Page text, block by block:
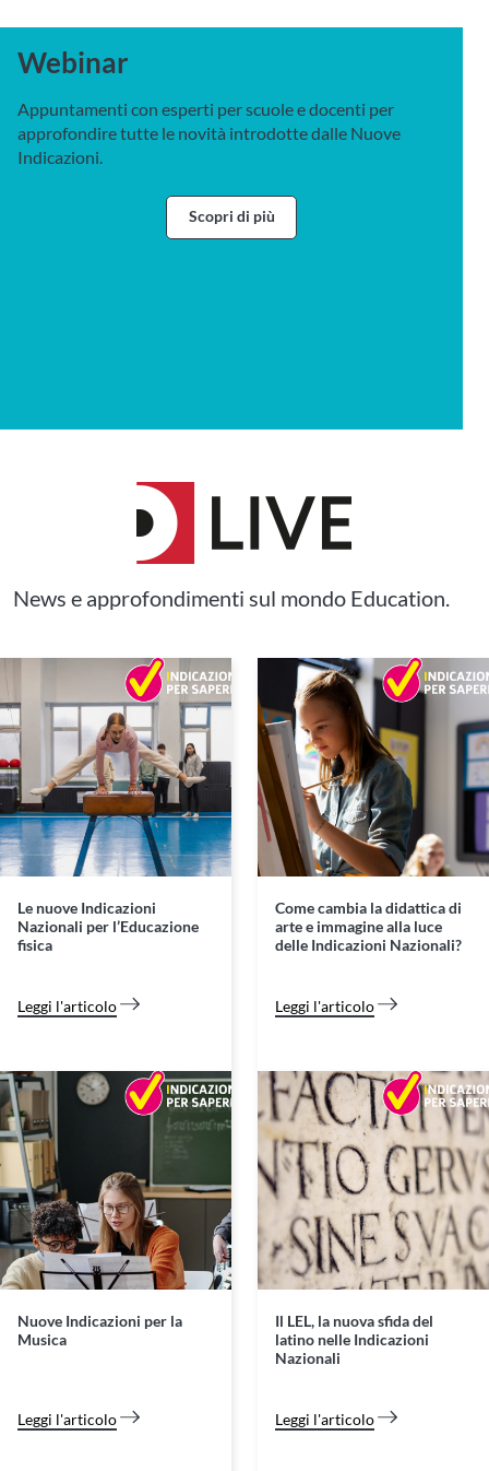
Webinar
Appuntamenti con esperti per scuole e docenti per
approfondire tutte le novità introdotte dalle Nuove
Indicazioni.
Scopri di più
News e approfondimenti sul mondo Education.
Le nuove Indicazioni
Nazionali per l’Educazione
fisica
Leggi l'articolo
Come cambia la didattica di
arte e immagine alla luce
delle Indicazioni Nazionali?
Leggi l'articolo
Nuove Indicazioni per la
Musica
Leggi l'articolo
Il LEL, la nuova sfida del
latino nelle Indicazioni
Nazionali
Leggi l'articolo